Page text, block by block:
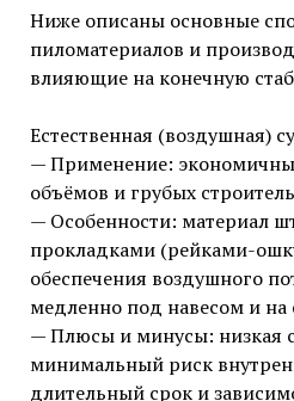
Ниже описаны основные
пиломатериалов и
влияющие на конечную
Естественная (воздушная)
— Применение:
объёмов и грубых
— Особенности: материал
прокладками (рейками-
обеспечения воздушного
медленно под навесом и на
— Плюсы и минусы: низкая
минимальный риск
длительный срок и